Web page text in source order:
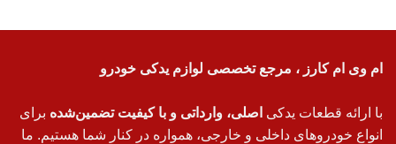
ام وی ام کارز ، مرجع تخصصی لوازم یدکی خودرو
با ارائه قطعات یدکی اصلی، وارداتی و با کیفیت تضمین‌شده برای
انواع خودروهای داخلی و خارجی، همواره در کنار شما هستیم. ما